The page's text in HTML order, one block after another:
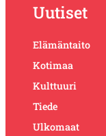
Uutiset
Elämäntaito
Kotimaa
Kulttuuri
Tiede
Ulkomaat